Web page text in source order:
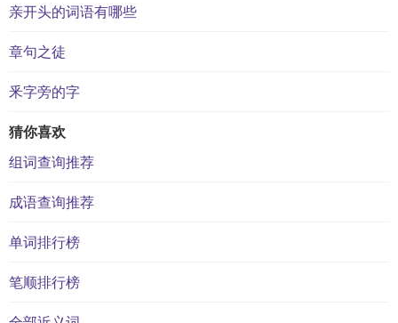
亲开头的词语有哪些
章句之徒
釆字旁的字
猜你喜欢
组词查询推荐
成语查询推荐
单词排行榜
笔顺排行榜